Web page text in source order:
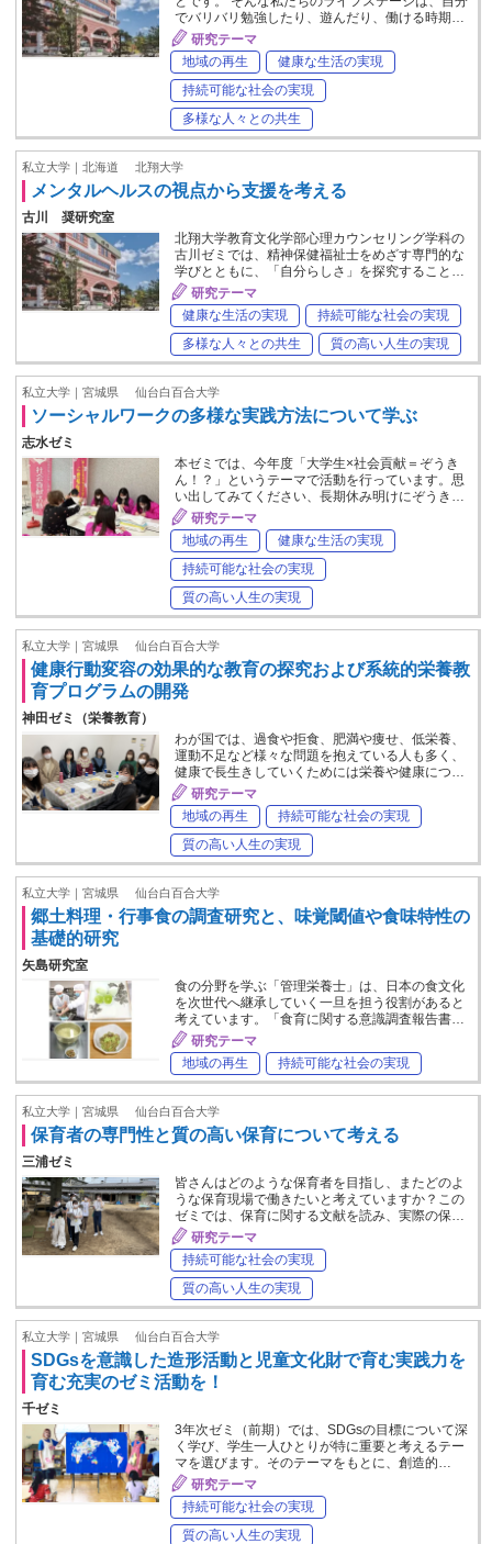
でバリバリ勉強したり、遊んだり、働ける時期…
研究テーマ
地域の再生
健康な生活の実現
持続可能な社会の実現
多様な人々との共生
私立大学｜北海道 北翔大学
メンタルヘルスの視点から支援を考える
古川 奨研究室
北翔大学教育文化学部心理カウンセリング学科の
古川ゼミでは、精神保健福祉士をめざす専門的な
学びとともに、「自分らしさ」を探究すること…
研究テーマ
健康な生活の実現
持続可能な社会の実現
多様な人々との共生
質の高い人生の実現
私立大学｜宮城県 仙台白百合大学
ソーシャルワークの多様な実践方法について学ぶ
志水ゼミ
本ゼミでは、今年度「大学生×社会貢献＝ぞうき
ん！？」というテーマで活動を行っています。思
い出してみてください、長期休み明けにぞうき…
研究テーマ
地域の再生
健康な生活の実現
持続可能な社会の実現
質の高い人生の実現
私立大学｜宮城県 仙台白百合大学
健康行動変容の効果的な教育の探究および系統的栄養教
育プログラムの開発
神田ゼミ（栄養教育）
わが国では、過食や拒食、肥満や痩せ、低栄養、
運動不足など様々な問題を抱えている人も多く、
健康で長生きしていくためには栄養や健康につ…
研究テーマ
地域の再生
持続可能な社会の実現
質の高い人生の実現
私立大学｜宮城県 仙台白百合大学
郷土料理・行事食の調査研究と、味覚閾値や食味特性の
基礎的研究
矢島研究室
食の分野を学ぶ「管理栄養士」は、日本の食文化
を次世代へ継承していく一旦を担う役割があると
考えています。「食育に関する意識調査報告書…
研究テーマ
地域の再生
持続可能な社会の実現
私立大学｜宮城県 仙台白百合大学
保育者の専門性と質の高い保育について考える
三浦ゼミ
皆さんはどのような保育者を目指し、またどのよ
うな保育現場で働きたいと考えていますか？この
ゼミでは、保育に関する文献を読み、実際の保…
研究テーマ
持続可能な社会の実現
質の高い人生の実現
私立大学｜宮城県 仙台白百合大学
SDGsを意識した造形活動と児童文化財で育む実践力を
育む充実のゼミ活動を！
千ゼミ
3年次ゼミ（前期）では、SDGsの目標について深
く学び、学生一人ひとりが特に重要と考えるテー
マを選びます。そのテーマをもとに、創造的…
研究テーマ
持続可能な社会の実現
質の高い人生の実現